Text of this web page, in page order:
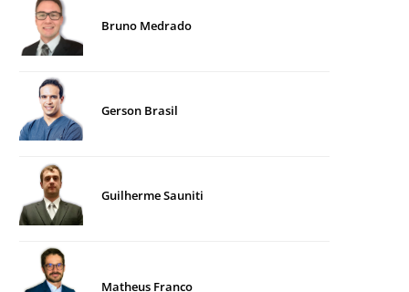
Bruno Medrado
Gerson Brasil
Guilherme Sauniti
Matheus Franco